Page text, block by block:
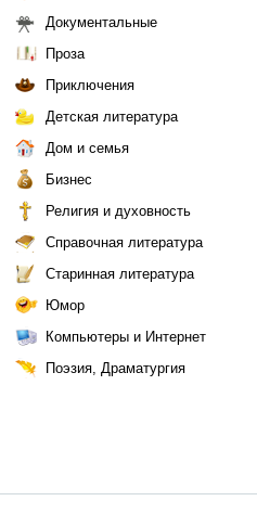
Документальные
Проза
Приключения
Детская литература
Дом и семья
Бизнес
Религия и духовность
Справочная литература
Старинная литература
Юмор
Компьютеры и Интернет
Поэзия, Драматургия